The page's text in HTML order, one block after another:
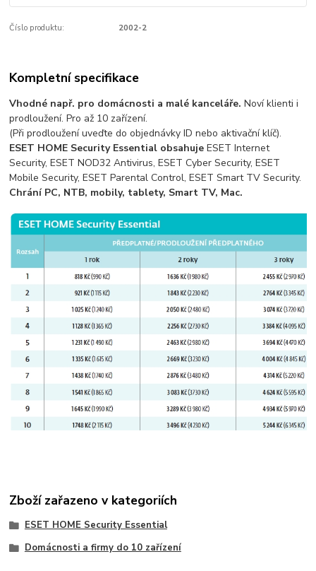
Číslo produktu: 2002-2
Kompletní specifikace
Vhodné např. pro domácnosti a malé kanceláře. Noví klienti i
prodloužení. Pro až 10 zařízení.
(Při prodloužení uveďte do objednávky ID nebo aktivační klíč).
ESET HOME Security Essential obsahuje ESET Internet
Security, ESET NOD32 Antivirus, ESET Cyber Security, ESET
Mobile Security, ESET Parental Control, ESET Smart TV Security.
Chrání PC, NTB, mobily, tablety, Smart TV, Mac.
Zboží zařazeno v kategoriích
ESET HOME Security Essential
Domácnosti a firmy do 10 zařízení